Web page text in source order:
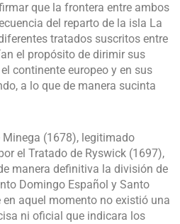
que la frontera entre ambos
del reparto de la isla La
tratados suscritos entre
el propósito de dirimir sus
continente europeo y en sus
a lo que de manera sucinta
Minega (1678), legitimado
el Tratado de Ryswick (1697),
manera definitiva la división de
Domingo Español y Santo
en aquel momento no existió una
ni oficial que indicara los